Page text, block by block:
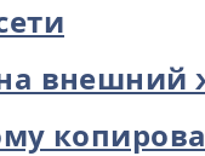
внешний